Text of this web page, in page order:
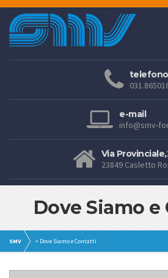
telefono
e-mail
info@smv-
Via
23849 Casletto
Dove Siamo
SMV > Dove Siamo e Contatti